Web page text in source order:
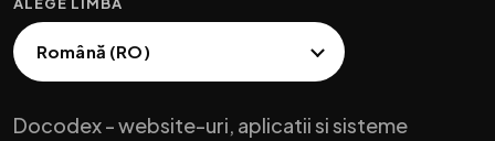
Docodex - website-uri, aplicatii si sisteme